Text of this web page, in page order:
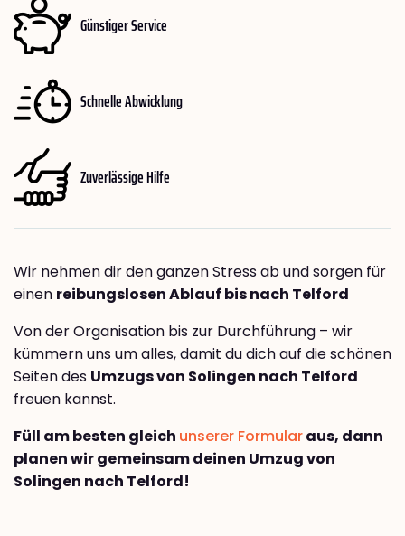
Günstiger Service
Schnelle Abwicklung
Zuverlässige Hilfe
Wir nehmen dir den ganzen Stress ab und sorgen für
einen reibungslosen Ablauf bis nach Telford
Von der Organisation bis zur Durchführung – wir
kümmern uns um alles, damit du dich auf die schönen
Seiten des Umzugs von Solingen nach Telford
freuen kannst.
Füll am besten gleich unserer Formularaus, dann
planen wir gemeinsam deinen Umzug von
Solingen nach Telford!